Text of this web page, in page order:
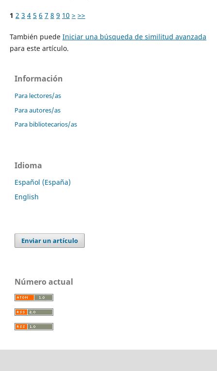
1 2 3 4 5 6 7 8 9 10 > >>
También puede Iniciar una búsqueda de similitud avanzada
para este artículo.
Información
Para lectores/as
Para autores/as
Para bibliotecarios/as
Idioma
Español (España)
English
Enviar un artículo
Número actual